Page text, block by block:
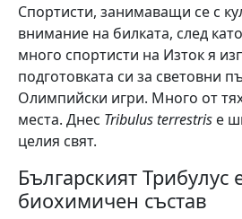
Спортисти, занимаващи се с
внимание на билката, след
много спортисти на Изток я
подготовката си за световни
Олимпийски игри. Много от
места. Днес Tribulus terrestris е
целия свят.
Българският Трибулус
биохимичен състав